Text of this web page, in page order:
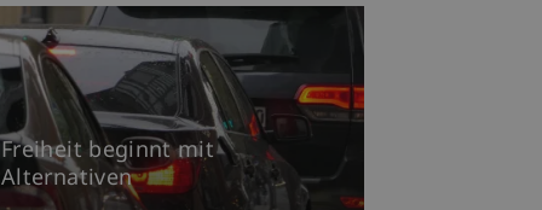
Freiheit beginnt mit
Alternativen